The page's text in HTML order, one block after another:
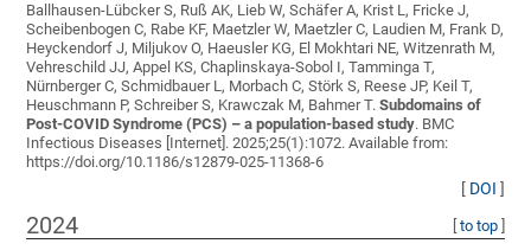
Ballhausen-Lübcker S, Ruß AK, Lieb W, Schäfer A, Krist L, Fricke J,
Scheibenbogen C, Rabe KF, Maetzler W, Maetzler C, Laudien M, Frank D,
Heyckendorf J, Miljukov O, Haeusler KG, El Mokhtari NE, Witzenrath M,
Vehreschild JJ, Appel KS, Chaplinskaya-Sobol I, Tamminga T,
Nürnberger C, Schmidbauer L, Morbach C, Störk S, Reese JP, Keil T,
Heuschmann P, Schreiber S, Krawczak M, Bahmer T.Subdomains of
Post-COVID Syndrome (PCS) – a population-based study. BMC
Infectious Diseases [Internet]. 2025;25(1):1072. Available from:
https://doi.org/10.1186/s12879-025-11368-6
[ DOI ]
2024 to top]